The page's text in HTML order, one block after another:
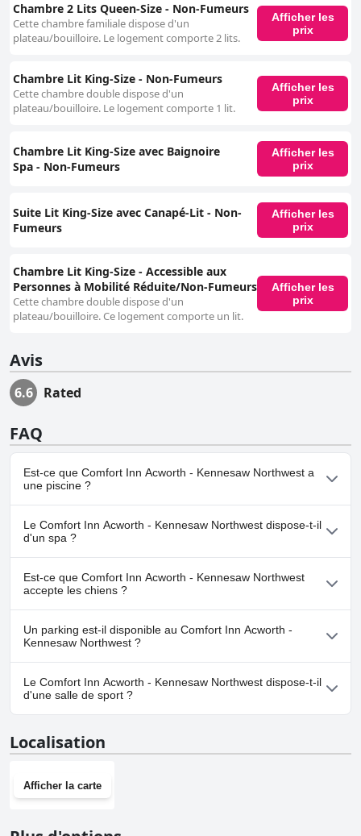
Chambre 2 Lits Queen-Size - Non-Fumeurs
Cette chambre familiale dispose d'un
plateau/bouilloire. Le logement comporte 2 lits.
Afficher les
prix
Chambre Lit King-Size - Non-Fumeurs
Cette chambre double dispose d'un
plateau/bouilloire. Le logement comporte 1 lit.
Afficher les
prix
Chambre Lit King-Size avec Baignoire
Spa - Non-Fumeurs
Afficher les
prix
Suite Lit King-Size avec Canapé-Lit - Non-
Fumeurs
Afficher les
prix
Chambre Lit King-Size - Accessible aux
Personnes à Mobilité Réduite/Non-Fumeurs
Cette chambre double dispose d'un
plateau/bouilloire. Ce logement comporte un lit.
Afficher les
prix
Avis
6.6 Rated
FAQ
Est-ce que Comfort Inn Acworth - Kennesaw Northwest a
une piscine ?
Non, Comfort Inn Acworth - Kennesaw Northwest n'a pas de
piscine.
Le Comfort Inn Acworth - Kennesaw Northwest dispose-t-il
d'un spa ?
Non, il n'y a pas de spa à Comfort Inn Acworth - Kennesaw
Northwest.
Est-ce que Comfort Inn Acworth - Kennesaw Northwest
accepte les chiens ?
Non, Comfort Inn Acworth - Kennesaw Northwest n'accepte pas
les chiens.
Un parking est-il disponible au Comfort Inn Acworth -
Kennesaw Northwest ?
Oui, un parking est disponible à Comfort Inn Acworth -
Kennesaw Northwest.
Le Comfort Inn Acworth - Kennesaw Northwest dispose-t-il
d'une salle de sport ?
salle de sport.
Localisation
Afficher la carte